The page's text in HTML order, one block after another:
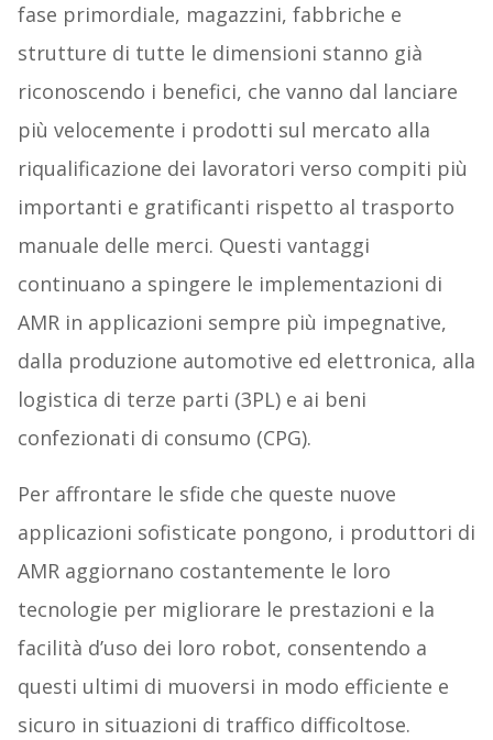
fase primordiale, magazzini, fabbriche e
strutture di tutte le dimensioni stanno già
riconoscendo i benefici, che vanno dal lanciare
più velocemente i prodotti sul mercato alla
riqualificazione dei lavoratori verso compiti più
importanti e gratificanti rispetto al trasporto
manuale delle merci. Questi vantaggi
continuano a spingere le implementazioni di
AMR in applicazioni sempre più impegnative,
dalla produzione automotive ed elettronica, alla
logistica di terze parti (3PL) e ai beni
confezionati di consumo (CPG).
Per affrontare le sfide che queste nuove
applicazioni sofisticate pongono, i produttori di
AMR aggiornano costantemente le loro
tecnologie per migliorare le prestazioni e la
facilità d’uso dei loro robot, consentendo a
questi ultimi di muoversi in modo efficiente e
sicuro in situazioni di traffico difficoltose.